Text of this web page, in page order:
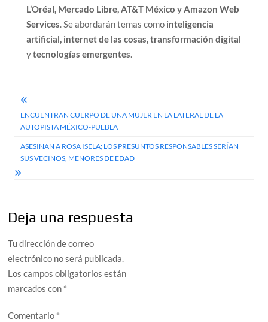
L’Oréal, Mercado Libre, AT&T México y Amazon Web
Services. Se abordarán temas como inteligencia
artificial, internet de las cosas, transformación digital
ytecnologías emergentes.
Navegación
de
entradas
ENCUENTRAN CUERPO DE UNA MUJER EN LA LATERAL DE LA
AUTOPISTA MÉXICO-PUEBLA
ASESINAN A ROSA ISELA; LOS PRESUNTOS RESPONSABLES SERÍAN
SUS VECINOS, MENORES DE EDAD
Deja una respuesta
Tu dirección de correo
electrónico no será publicada.
Los campos obligatorios están
marcados con *
Comentario *